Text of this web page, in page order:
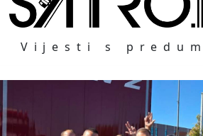
Vijesti s